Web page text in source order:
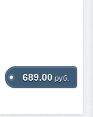
689.00 руб.